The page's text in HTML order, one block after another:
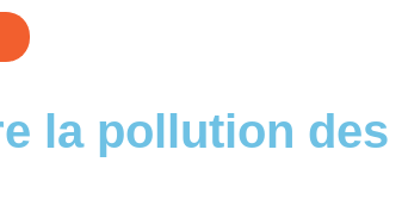
la pollution des